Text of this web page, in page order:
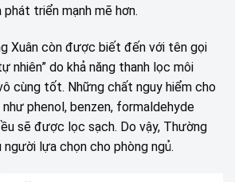
triển mạnh mẽ hơn.
Xuân còn được biết đến với tên gọi
nhiên” do khả năng thanh lọc môi
cùng tốt. Những chất nguy hiểm cho
phenol, benzen, formaldehyde
sẽ được lọc sạch. Do vậy, Thường
lựa chọn cho phòng ngủ.